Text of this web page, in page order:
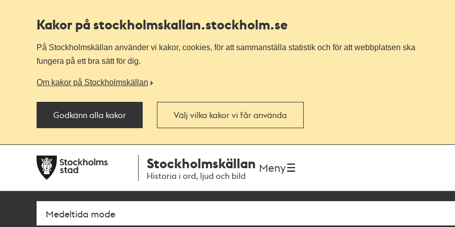
Kakor på stockholmskallan.stockholm.se
På Stockholmskällan använder vi kakor, cookies, för att sammanställa statistik och för att webbplatsen ska
fungera på ett bra sätt för dig.
Om kakor på Stockholmskällan
Godkänn alla kakor Välj vilka kakor vi får använda
navigationen
huvudinnehållet
Stockholmskällan
Historia i ord, ljud och bild
Meny
Sök